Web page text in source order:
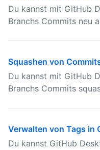
Du kannst mit GitHub
Branchs Commits neu
Squashen von
Du kannst mit GitHub
Branchs Commits
Verwalten von Tags in
Du kannst GitHub